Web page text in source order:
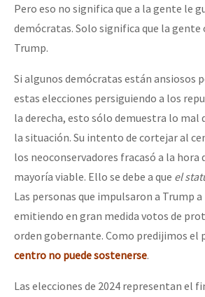
Pero eso no significa que a la gente le
demócratas. Solo significa que la gente
Trump.
Si algunos demócratas están ansiosos
estas elecciones persiguiendo a los
la derecha, esto sólo demuestra lo mal
la situación. Su intento de cortejar al
los neoconservadores fracasó a la hora
mayoría viable. Ello se debe a que el
Las personas que impulsaron a Trump
emitiendo en gran medida votos de
orden gobernante. Como predijimos el
centro no puede sostenerse.
Las elecciones de 2024 representan el